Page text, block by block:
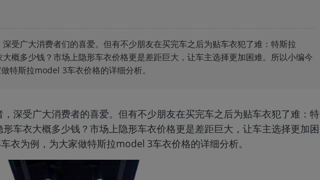
受广大消费者们的喜爱。但有不少朋友在买完车之后为贴车衣犯了难：特斯拉
概多少钱？市场上隐形车衣价格更是差距巨大，让车主选择更加困难。所以小编今
特斯拉model 3车衣价格的详细分析。
深受广大消费者的喜爱。但有不少朋友在买完车之后为贴车衣犯了难：特
车衣大概多少钱？市场上隐形车衣价格更是差距巨大，让车主选择更加困
衣为例，为大家做特斯拉model 3车衣价格的详细分析。